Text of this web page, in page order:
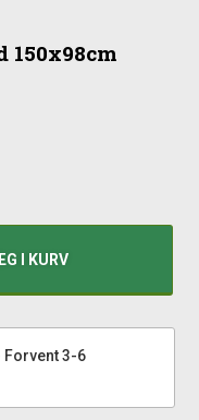
I KURV
Forvent 3-6